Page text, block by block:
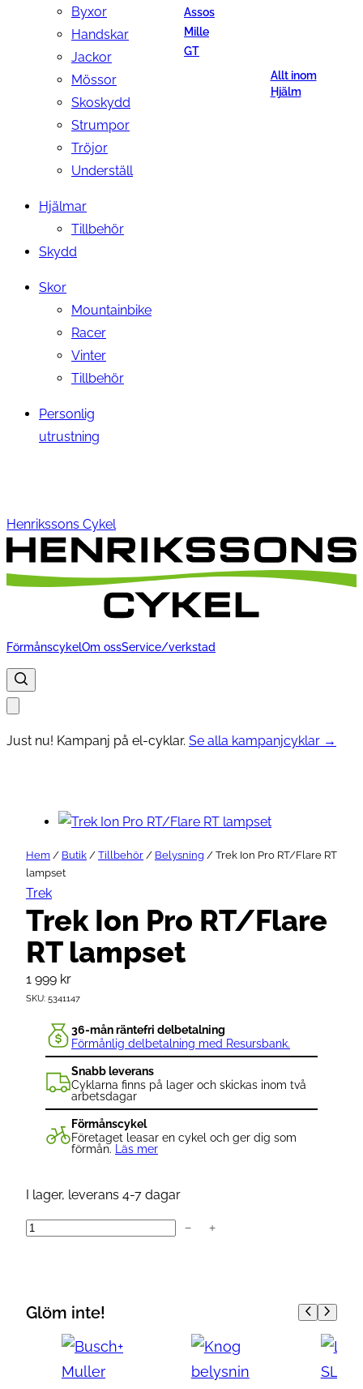
Byxor
Handskar
Jackor
Mössor
Skoskydd
Strumpor
Tröjor
Underställ
Hjälmar
Tillbehör
Skydd
Skor
Mountainbike
Racer
Vinter
Tillbehör
Personlig
utrustning
Assos
Mille
GT
Allt inom
Hjälm
Henrikssons Cykel
FörmånscykelOm ossService/verkstad
Just nu! Kampanj på el-cyklar. Se alla kampanjcyklar →
Hem / Butik / Tillbehör / Belysning / Trek Ion Pro RT/Flare RT
lampset
Trek
Trek Ion Pro RT/Flare
RT lampset
1 999 kr
SKU: 5341147
36-mån räntefri delbetalning
Förmånlig delbetalning med Resursbank.
Snabb leverans
Cyklarna finns på lager och skickas inom två
arbetsdagar
Förmånscykel
Företaget leasar en cykel och ger dig som
förmån.
Läs mer
I lager, leverans 4-7 dagar
T
I
− +
Glöm inte!